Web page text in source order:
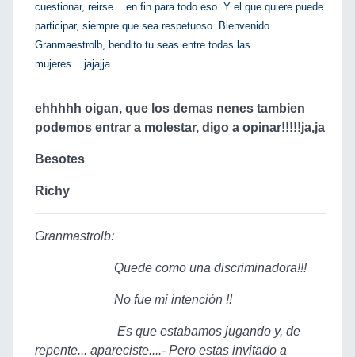
cuestionar, reirse... en fin para todo eso. Y el que quiere puede
participar, siempre que sea respetuoso. Bienvenido
Granmaestrolb, bendito tu seas entre todas las
mujeres....jajajja
ehhhhh oigan, que los demas nenes tambien
podemos entrar a molestar, digo a opinar!!!!!ja,ja
Besotes
Richy
Granmastrolb:
Quede como una discriminadora!!!
No fue mi intención !!
Es que estabamos jugando y, de
repente... apareciste....- Pero estas invitado a